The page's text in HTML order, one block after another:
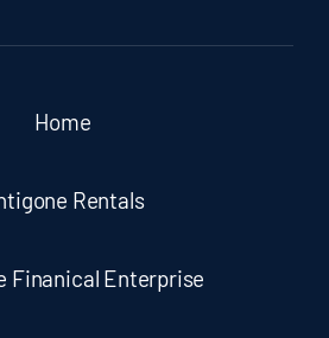
Home
Rentals
Finanical Enterprise